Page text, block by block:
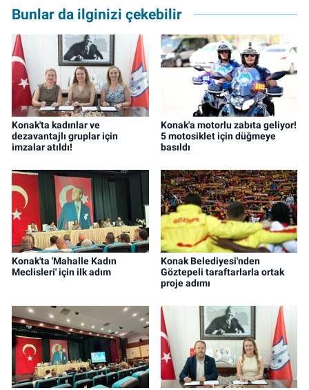
Bunlar da ilginizi çekebilir
Konak'ta kadınlar ve
dezavantajlı gruplar için
imzalar atıldı!
Konak'a motorlu zabıta geliyor!
5 motosiklet için düğmeye
basıldı
Konak'ta 'Mahalle Kadın
Meclisleri' için ilk adım
Konak Belediyesi'nden
Göztepeli taraftarlarla ortak
proje adımı